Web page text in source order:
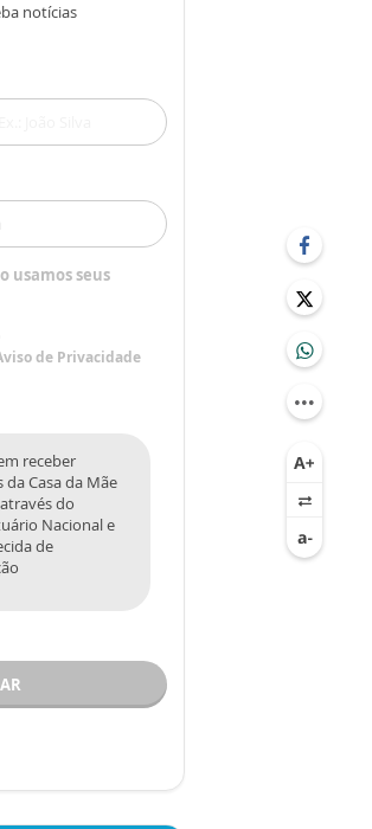
notícias
usamos seus
de Privacidade
receber
da Casa da Mãe
do
Nacional e
de